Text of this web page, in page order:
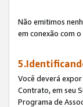
Não emitimos
em conexão com
Você deverá
Contrato, em seu
Programa de